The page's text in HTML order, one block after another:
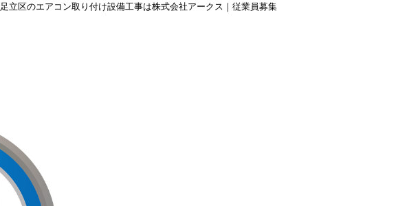
足立区のエアコン取り付け設備工事は株式会社アークス｜従業員募集